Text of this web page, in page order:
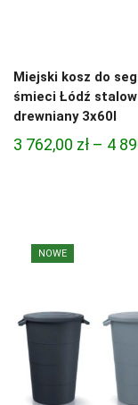
Miejski kosz do
śmieci Łódź
drewniany 3x60l
3 762,00 zł – 4
NOWE